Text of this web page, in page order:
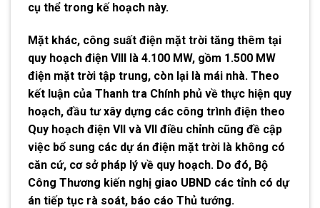
cụ thể trong kế hoạch này.
Mặt khác, công suất điện mặt trời tăng thêm tại
quy hoạch điện VIII là 4.100 MW, gồm 1.500 MW
điện mặt trời tập trung, còn lại là mái nhà. Theo
kết luận của Thanh tra Chính phủ về thực hiện quy
hoạch, đầu tư xây dựng các công trình điện theo
Quy hoạch điện VII và VII điều chỉnh cũng đề cập
việc bổ sung các dự án điện mặt trời là không có
căn cứ, cơ sở pháp lý về quy hoạch. Do đó, Bộ
Công Thương kiến nghị giao UBND các tỉnh có dự
án tiếp tục rà soát, báo cáo Thủ tướng.